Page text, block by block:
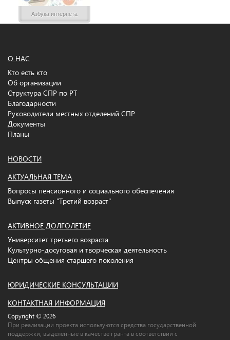
Азбука интернета
О НАС
Кто есть кто
Об организации
Структура СПР по РТ
Благодарности
Руководители местных отделений СПР
Документы
Планы
НОВОСТИ
АКТУАЛЬНАЯ ТЕМА
Вопросы пенсионного и социального обеспечения
Выпуск газеты "Третий возраст"
АКТИВНОЕ ДОЛГОЛЕТИЕ
Университет третьего возраста
Культурно-досуговая и творческая деятельность
Центры общения старшего поколения
ЮРИДИЧЕСКИЕ КОНСУЛЬТАЦИИ
КОНТАКТНАЯ ИНФОРМАЦИЯ
Copyright © 2026
При реализации проекта используются средства государственной
поддержки, выделенные в качестве гранта в соответствии c